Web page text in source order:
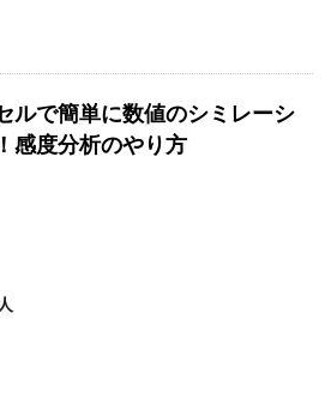
ルで簡単に数値のシミレーシ
感度分析のやり方